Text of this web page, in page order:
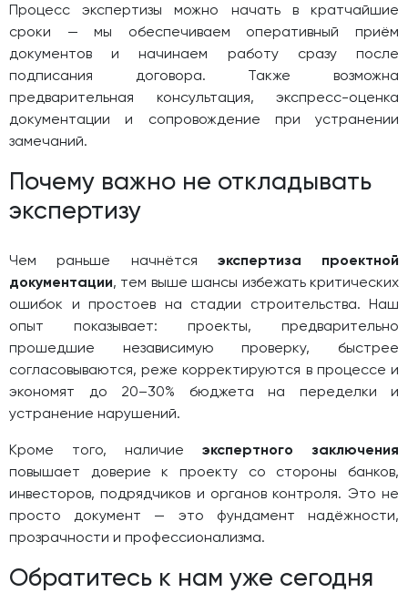
Процесс экспертизы можно начать в кратчайшие
сроки — мы обеспечиваем оперативный приём
документов и начинаем работу сразу после
подписания договора. Также возможна
предварительная консультация, экспресс-оценка
документации и сопровождение при устранении
замечаний.
Почему важно не откладывать
экспертизу
Чем раньше начнётся экспертиза проектной
документации, тем выше шансы избежать критических
ошибок и простоев на стадии строительства. Наш
опыт показывает: проекты, предварительно
прошедшие независимую проверку, быстрее
согласовываются, реже корректируются в процессе и
экономят до 20–30% бюджета на переделки и
устранение нарушений.
Кроме того, наличие экспертного заключения
повышает доверие к проекту со стороны банков,
инвесторов, подрядчиков и органов контроля. Это не
просто документ — это фундамент надёжности,
прозрачности и профессионализма.
Обратитесь к нам уже сегодня